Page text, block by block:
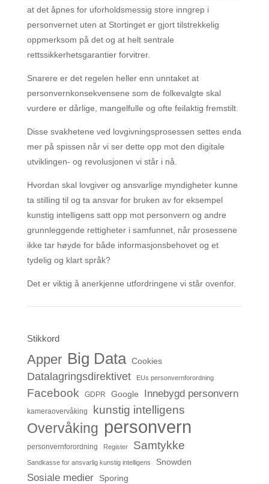
at det åpnes for uforholdsmessig store inngrep i
personvernet uten at Stortinget er gjort tilstrekkelig
oppmerksom på det og at helt sentrale
rettssikkerhetsgarantier forvitrer.
Snarere er det regelen heller enn unntaket at
personvernkonsekvensene som de folkevalgte skal
vurdere er dårlige, mangelfulle og ofte feilaktig fremstilt.
Disse svakhetene ved lovgivningsprosessen settes enda
mer på spissen når vi ser dette opp mot den digitale
utviklingen- og revolusjonen vi står i nå.
Hvordan skal lovgiver og ansvarlige myndigheter kunne
ta stilling til og ta ansvar for bruken av for eksempel
kunstig intelligens satt opp mot personvern og andre
grunnleggende rettigheter i samfunnet, når prosessene
ikke tar høyde for både informasjonsbehovet og et
tydelig og klart språk?
Det er viktig å anerkjenne utfordringene vi står ovenfor.
Stikkord
Apper Big Data Cookies
Datalagringsdirektivet EUs personvernforordning
Facebook GDPR Google Innebygd personvern
kameraovervåking kunstig intelligens
Overvåking personvern
personvernforordning Register Samtykke
Sandkasse for ansvarlig kunstig intelligens Snowden
Sosiale medier Sporing